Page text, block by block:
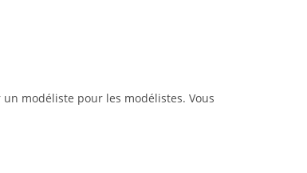
modéliste pour les modélistes. Vous